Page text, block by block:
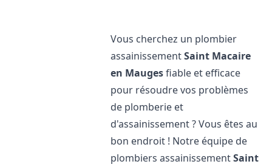
Vous cherchez un plombier
assainissementSaint Macaire
en Maugesfiable et efficace
pour résoudre vos problèmes
de plomberie et
d'assainissement ? Vous êtes au
bon endroit ! Notre équipe de
plombiers assainissementSaint